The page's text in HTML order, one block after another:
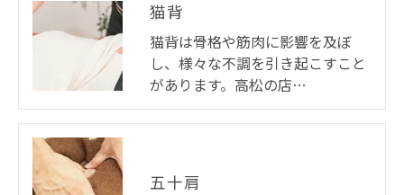
猫背
猫背は骨格や筋肉に影響を及ぼ
し、様々な不調を引き起こすこと
があります。高松の店…
五十肩